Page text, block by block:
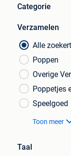
Categorie
Verzamelen
Alle
Poppen
Overige
Poppetjes
Speelgoed
Toon meer
Taal